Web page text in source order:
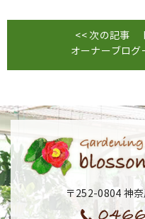
<< 次の記事
オーナーブログ
〒252-0804 神